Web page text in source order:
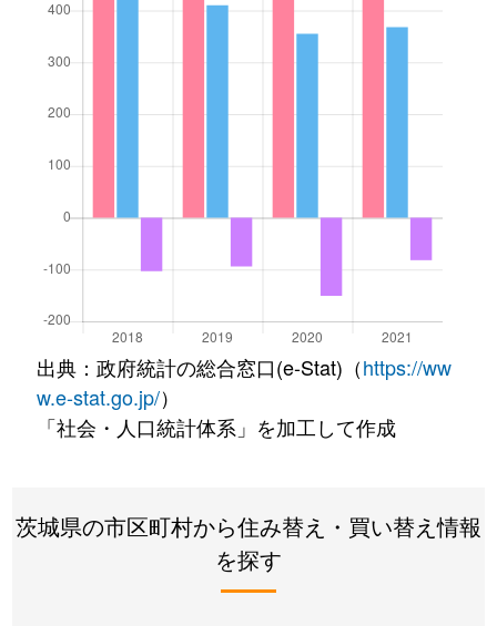
出典：政府統計の総合窓口(e-Stat)（https://ww
w.e-stat.go.jp/）
「社会・人口統計体系」を加工して作成
茨城県の市区町村から住み替え・買い替え情報
を探す